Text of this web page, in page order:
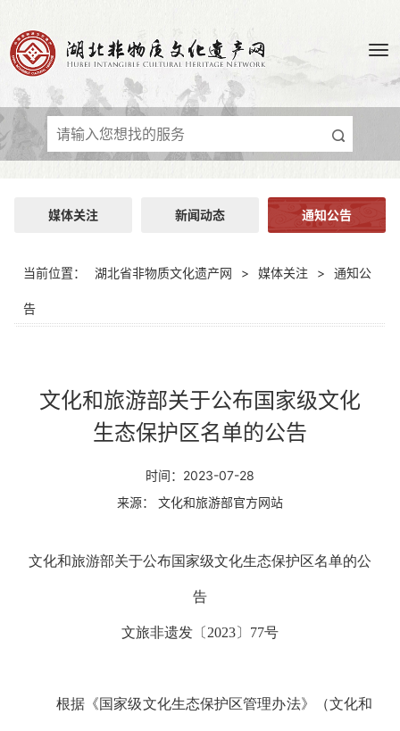
媒体关注 新闻动态 通知公告
当前位置： 湖北省非物质文化遗产网 > 媒体关注 > 通知公
告
文化和旅游部关于公布国家级文化
生态保护区名单的公告
时间：2023-07-28
来源： 文化和旅游部官方网站
文化和旅游部关于公布国家级文化生态保护区名单的公
告
文旅非遗发〔2023〕77号
根据《国家级文化生态保护区管理办法》（文化和